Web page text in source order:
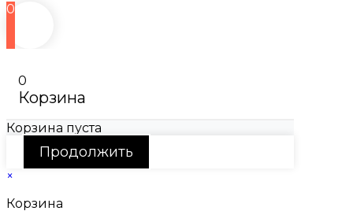
0
0
Корзина
Корзина пуста
Продолжить
×
Корзина